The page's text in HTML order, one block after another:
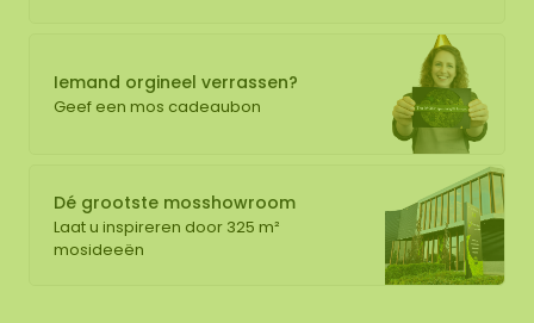
Iemand orgineel verrassen?
Geef een mos cadeaubon
Dé grootste mosshowroom
Laat u inspireren door 325 m²
mosideeën